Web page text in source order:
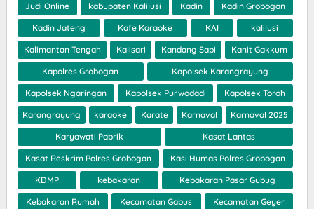
Judi Online kabupaten Kalilusi Kadin Kadin Grobogan
Kadin Jateng Kafe Karaoke KAI kalilusi
Kalimantan Tengah Kalisari Kandang Sapi Kanit Gakkum
Kapolres Grobogan Kapolsek Karangrayung
Kapolsek Ngaringan Kapolsek Purwodadi Kapolsek Toroh
Karangrayung karaoke Karate Karnaval Karnaval 2025
Karyawati Pabrik Kasat Lantas
Kasat Reskrim Polres Grobogan Kasi Humas Polres Grobogan
KDMP kebakaran Kebakaran Pasar Gubug
Kebakaran Rumah Kecamatan Gabus Kecamatan Geyer